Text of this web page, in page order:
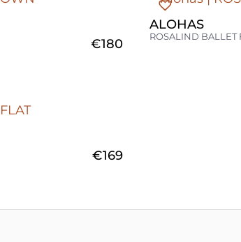
€180
ALOHAS
ROSALIND BALLET
€169